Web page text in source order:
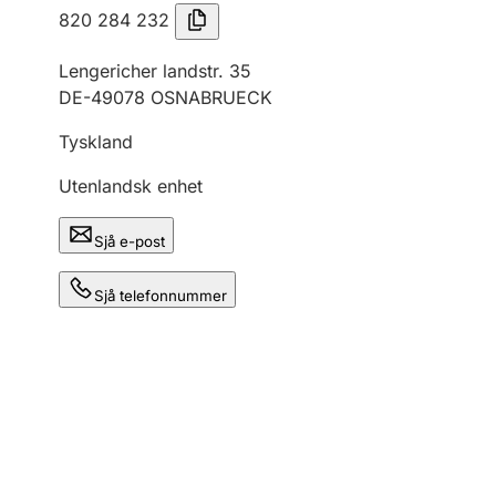
820 284 232
Lengericher landstr. 35
DE-49078 OSNABRUECK
Tyskland
Utenlandsk enhet
Sjå e-post
Sjå telefonnummer